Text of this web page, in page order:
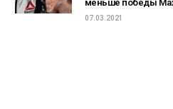
меньше победы
07.03.2021